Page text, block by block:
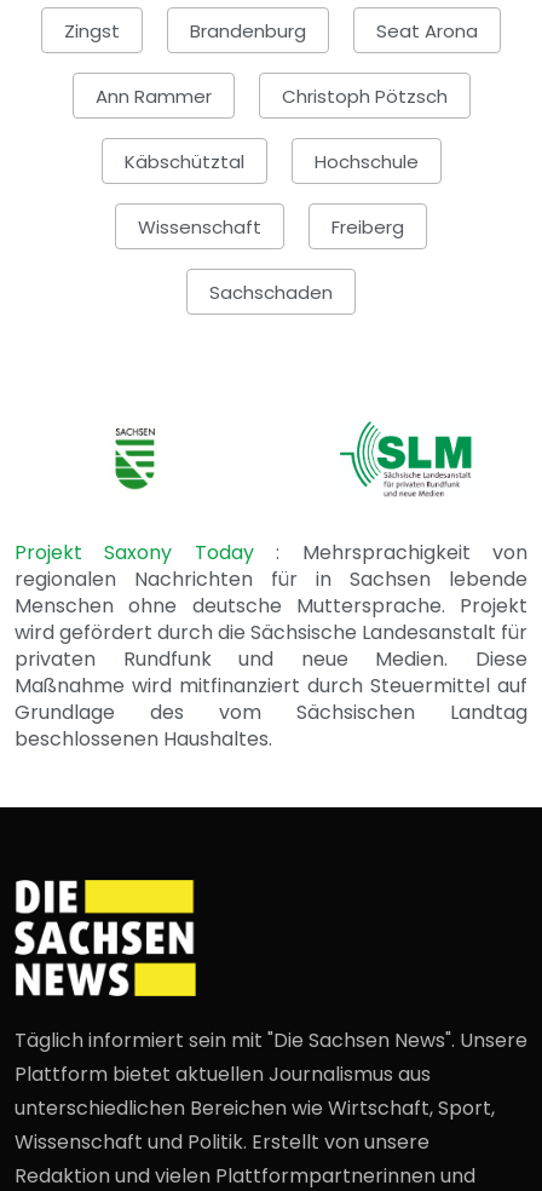
Zingst Brandenburg Seat Arona
Ann Rammer Christoph Pötzsch
Käbschütztal Hochschule
Wissenschaft Freiberg
Sachschaden
Projekt Saxony Today: Mehrsprachigkeit von
regionalen Nachrichten für in Sachsen lebende
Menschen ohne deutsche Muttersprache. Projekt
wird gefördert durch die Sächsische Landesanstalt für
privaten Rundfunk und neue Medien. Diese
Maßnahme wird mitfinanziert durch Steuermittel auf
Grundlage des vom Sächsischen Landtag
beschlossenen Haushaltes.
Täglich informiert sein mit "Die Sachsen News". Unsere
Plattform bietet aktuellen Journalismus aus
unterschiedlichen Bereichen wie Wirtschaft, Sport,
Wissenschaft und Politik. Erstellt von unsere
Redaktion und vielen Plattformpartnerinnen und